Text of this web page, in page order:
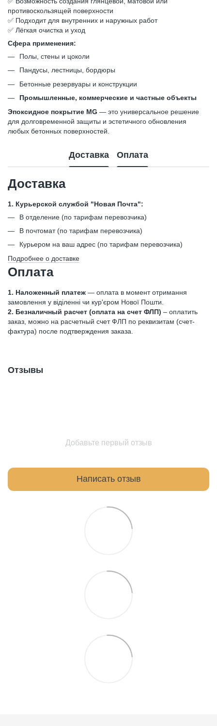
противоскользящей поверхности
✅ Подходит для внутренних и наружных работ
✅ Лёгкая очистка и уход
Сфера применения:
Полы, стены и цоколи
Пандусы, лестницы, бордюры
Бетонные резервуары и конструкции
Промышленные, коммерческие и частные объекты
Эпоксидное покрытие MG — это универсальное решение
для долговременной защиты и эстетичного обновления
любых бетонных поверхностей.
Доставка Оплата
Доставка
1. Курьерской службой "Новая Почта":
В отделение (по тарифам перевозчика)
В почтомат (по тарифам перевозчика)
Курьером на ваш адрес (по тарифам перевозчика)
Подробнее о доставке
Оплата
1. Наложенный платеж — оплата в момент отримання
замовлення у віділенні чи кур'єром Нової Пошти.
2. Безналичный расчет (оплата на счет ФЛП) – оплатить
заказ, можно на расчетный счет ФЛП по реквизитам (счет-
фактура) после подтверждения заказа.
Отзывы
Добавьте первый отзыв
Написать отзыв